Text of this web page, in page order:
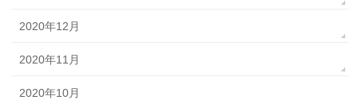
2020年12月
2020年11月
2020年10月